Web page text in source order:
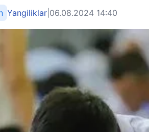
Yangiliklar 06.08.2024 14:40